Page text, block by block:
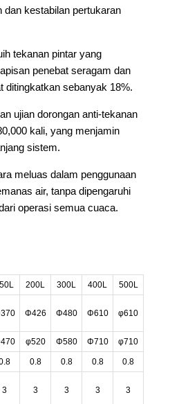
kestabilan pertukaran
tekanan pintar yang
penebat seragam dan
ditingkatkan sebanyak 18%.
ujian dorongan anti-tekanan
kali, yang menjamin
sistem.
meluas dalam penggunaan
air, tanpa dipengaruhi
operasi semua cuaca.
200L 300L 400L 500L
Φ426 Φ480 Φ610 φ610
φ520 Φ580 Φ710 φ710
0.8 0.8 0.8 0.8
3 3 3 3 3